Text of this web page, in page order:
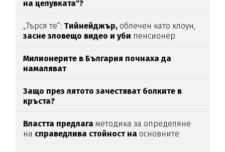
на целувката"?
„Търся те“: Тийнейджър, облечен като клоун,
засне зловещо видео и уби пенсионер
Милионерите в България почнаха да
намаляват
Защо през лятото зачестяват болките в
кръста?
Властта предлага методика за определяне
на справедлива стойност на основните